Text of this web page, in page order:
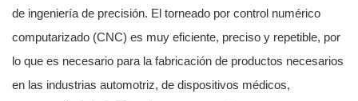
de ingeniería de precisión. El torneado por control numérico
computarizado (CNC) es muy eficiente, preciso y repetible, por
lo que es necesario para la fabricación de productos necesarios
en las industrias automotriz, de dispositivos médicos,